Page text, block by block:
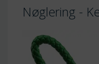
Nøglering -